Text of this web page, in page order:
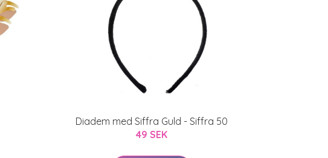
Diadem med Siffra Guld - Siffra 50
49 SEK